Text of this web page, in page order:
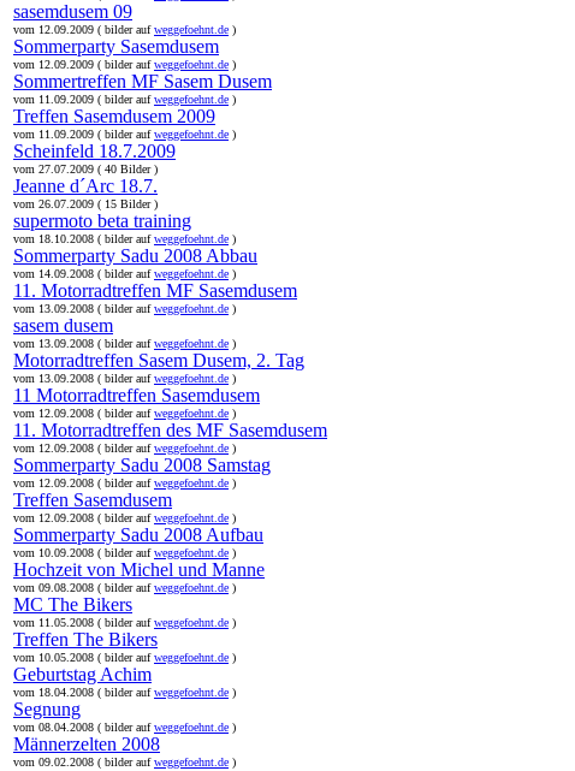
sasemdusem 09
vom 12.09.2009 ( bilder aufweggefoehnt.de )
Sommerparty Sasemdusem
vom 12.09.2009 ( bilder aufweggefoehnt.de )
Sommertreffen MF Sasem Dusem
vom 11.09.2009 ( bilder aufweggefoehnt.de )
Treffen Sasemdusem 2009
vom 11.09.2009 ( bilder aufweggefoehnt.de )
Scheinfeld 18.7.2009
vom 27.07.2009 ( 40 Bilder )
Jeanne d´Arc 18.7.
vom 26.07.2009 ( 15 Bilder )
supermoto beta training
vom 18.10.2008 ( bilder aufweggefoehnt.de )
Sommerparty Sadu 2008 Abbau
vom 14.09.2008 ( bilder aufweggefoehnt.de )
11. Motorradtreffen MF Sasemdusem
vom 13.09.2008 ( bilder aufweggefoehnt.de )
sasem dusem
vom 13.09.2008 ( bilder aufweggefoehnt.de )
Motorradtreffen Sasem Dusem, 2. Tag
vom 13.09.2008 ( bilder aufweggefoehnt.de )
11 Motorradtreffen Sasemdusem
vom 12.09.2008 ( bilder aufweggefoehnt.de )
11. Motorradtreffen des MF Sasemdusem
vom 12.09.2008 ( bilder aufweggefoehnt.de )
Sommerparty Sadu 2008 Samstag
vom 12.09.2008 ( bilder aufweggefoehnt.de )
Treffen Sasemdusem
vom 12.09.2008 ( bilder aufweggefoehnt.de )
Sommerparty Sadu 2008 Aufbau
vom 10.09.2008 ( bilder aufweggefoehnt.de )
Hochzeit von Michel und Manne
vom 09.08.2008 ( bilder aufweggefoehnt.de )
MC The Bikers
vom 11.05.2008 ( bilder aufweggefoehnt.de )
Treffen The Bikers
vom 10.05.2008 ( bilder aufweggefoehnt.de )
Geburtstag Achim
vom 18.04.2008 ( bilder aufweggefoehnt.de )
Segnung
vom 08.04.2008 ( bilder aufweggefoehnt.de )
Männerzelten 2008
vom 09.02.2008 ( bilder aufweggefoehnt.de )